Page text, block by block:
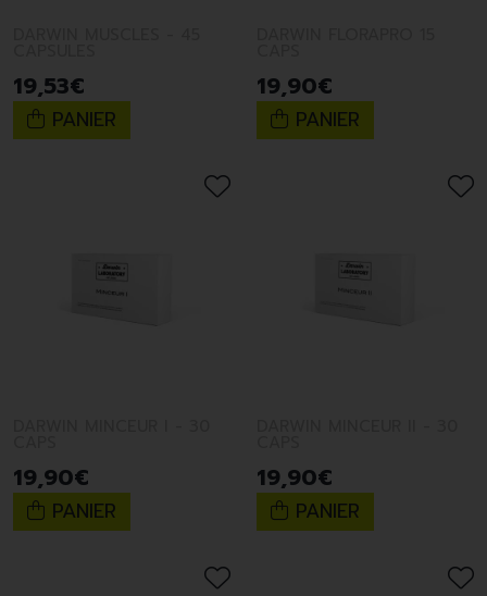
19,53€
PANIER
19,90€
PANIER
19,90€
PANIER
19,90€
PANIER